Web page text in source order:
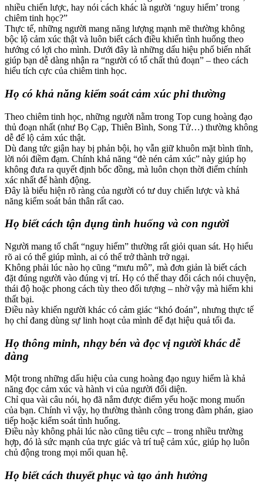
nhiều chiến lược, hay nói cách khác là người ‘nguy hiểm’ trong
chiêm tinh học?”
Thực tế, những người mang năng lượng mạnh mẽ thường không
bộc lộ cảm xúc thật và luôn biết cách điều khiển tình huống theo
hướng có lợi cho mình. Dưới đây là những dấu hiệu phổ biến nhất
giúp bạn dễ dàng nhận ra “người có tố chất thủ đoạn” – theo cách
hiểu tích cực của chiêm tinh học.
Họ có khả năng kiểm soát cảm xúc phi thường
Theo chiêm tinh học, những người nằm trong Top cung hoàng đạo
thủ đoạn nhất (như Bọ Cạp, Thiên Bình, Song Tử…) thường không
dễ để lộ cảm xúc thật.
Dù đang tức giận hay bị phản bội, họ vẫn giữ khuôn mặt bình tĩnh,
lời nói điềm đạm. Chính khả năng “đè nén cảm xúc” này giúp họ
không đưa ra quyết định bốc đồng, mà luôn chọn thời điểm chính
xác nhất để hành động.
Đây là biểu hiện rõ ràng của người có tư duy chiến lược và khả
năng kiểm soát bản thân rất cao.
Họ biết cách tận dụng tình huống và con người
Người mang tố chất “nguy hiểm” thường rất giỏi quan sát. Họ hiểu
rõ ai có thể giúp mình, ai có thể trở thành trở ngại.
Không phải lúc nào họ cũng “mưu mô”, mà đơn giản là biết cách
đặt đúng người vào đúng vị trí. Họ có thể thay đổi cách nói chuyện,
thái độ hoặc phong cách tùy theo đối tượng – nhờ vậy mà hiếm khi
thất bại.
Điều này khiến người khác có cảm giác “khó đoán”, nhưng thực tế
họ chỉ đang dùng sự linh hoạt của mình để đạt hiệu quả tối đa.
Họ thông minh, nhạy bén và đọc vị người khác dễ
dàng
Một trong những dấu hiệu của cung hoàng đạo nguy hiểm là khả
năng đọc cảm xúc và hành vi của người đối diện.
Chỉ qua vài câu nói, họ đã nắm được điểm yếu hoặc mong muốn
của bạn. Chính vì vậy, họ thường thành công trong đàm phán, giao
tiếp hoặc kiểm soát tình huống.
Điều này không phải lúc nào cũng tiêu cực – trong nhiều trường
hợp, đó là sức mạnh của trực giác và trí tuệ cảm xúc, giúp họ luôn
chủ động trong mọi mối quan hệ.
Họ biết cách thuyết phục và tạo ảnh hưởng